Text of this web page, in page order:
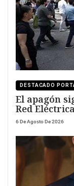
DESTACADO
El apagón
Red
6 De Agosto De 2026